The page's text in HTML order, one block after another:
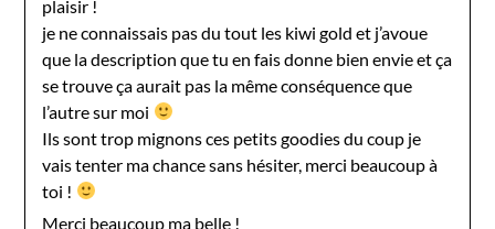
plaisir !
je ne connaissais pas du tout les kiwi gold et j’avoue
que la description que tu en fais donne bien envie et ça
se trouve ça aurait pas la même conséquence que
l’autre sur moi
Ils sont trop mignons ces petits goodies du coup je
vais tenter ma chance sans hésiter, merci beaucoup à
toi !
Merci beaucoup ma belle !